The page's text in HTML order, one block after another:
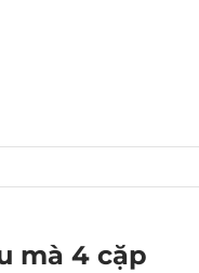
mà 4 cặp